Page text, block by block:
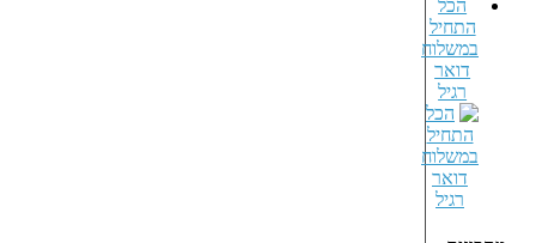
הכל
התחיל
במשלוח
דואר
רגיל